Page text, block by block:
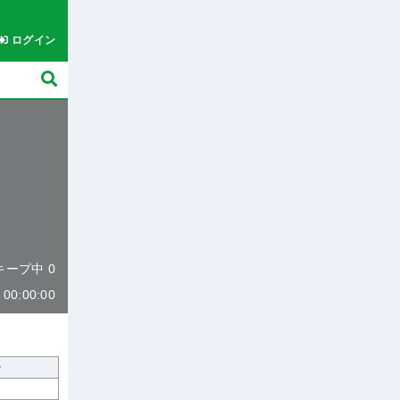
ログイン
ープ中 0
00:00:00